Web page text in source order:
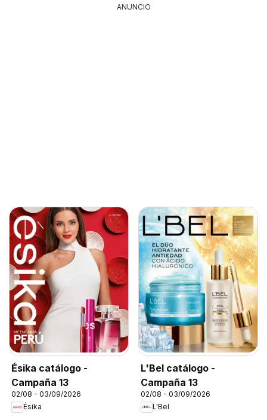
ANUNCIO
Ésika catálogo -
Campaña 13
02/08 - 03/09/2026
Ésika
L'Bel catálogo -
Campaña 13
02/08 - 03/09/2026
L'Bel